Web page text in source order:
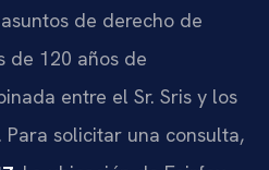
de derecho de
de 120 años de
entre el Sr. Sris y los
solicitar una consulta,